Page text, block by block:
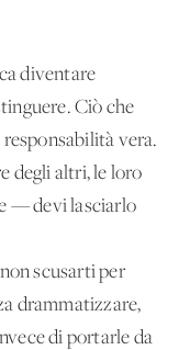
diventare
Ciò che
vera.
degli altri, le loro
— devi lasciarlo
scusarti per
drammatizzare,
di portarle da